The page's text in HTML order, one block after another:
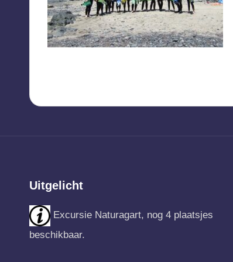
Uitgelicht
Excursie Naturagart, nog 4 plaatsjes
beschikbaar.